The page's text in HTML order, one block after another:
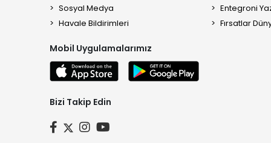
Sosyal Medya
Havale Bildirimleri
Mobil Uygulamalarımız
Bizi Takip Edin
Entegroni
Fırsatlar